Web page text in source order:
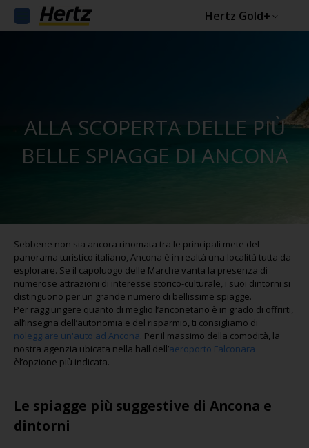
Hertz Gold+
ALLA SCOPERTA DELLE PIÙ
BELLE SPIAGGE DI ANCONA
Sebbene non sia ancora rinomata tra le principali mete del
panorama turistico italiano, Ancona è in realtà una località tutta da
esplorare. Se il capoluogo delle Marche vanta la presenza di
numerose attrazioni di interesse storico-culturale, i suoi dintorni si
distinguono per un grande numero di bellissime spiagge.
Per raggiungere quanto di meglio l’anconetano è in grado di offrirti,
all’insegna dell’autonomia e del risparmio, ti consigliamo di
noleggiare un'auto ad Ancona. Per il massimo della comodità, la
nostra agenzia ubicata nella hall dell’aeroporto Falconara
èl’opzione più indicata.
Le spiagge più suggestive di Ancona e
dintorni